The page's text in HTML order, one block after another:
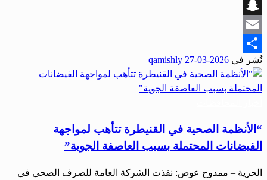
Viber
Snapchat
Email
Share
نُشر في 2026-03-27
qamishly
“الأنظمة الصحية في القنيطرة تتأهب لمواجهة
الفيضانات المحتملة بسبب العاصفة الجوية”
الحرية – ممدوح عوض: نفذت الشركة العامة للصرف الصحي في